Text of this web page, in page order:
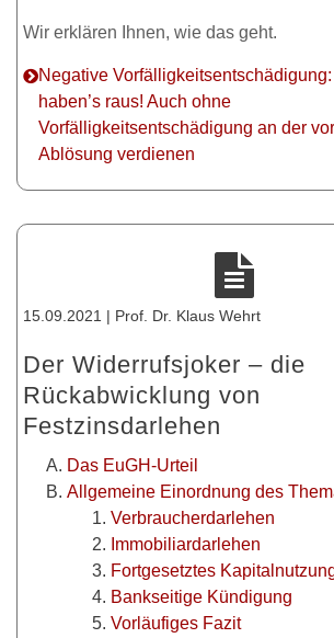
Wir erklären Ihnen, wie das geht.
Negative
haben’s raus! Auch ohne
Vorfälligkeitsentschädigung an der
Ablösung verdienen
15.09.2021 | Prof. Dr. Klaus Wehrt
Der Widerrufsjoker – die
Rückabwicklung von
Festzinsdarlehen
Das EuGH-Urteil
Allgemeine Einordnung des
Verbraucherdarlehen
Immobiliardarlehen
Fortgesetztes
Bankseitige Kündigung
Vorläufiges Fazit